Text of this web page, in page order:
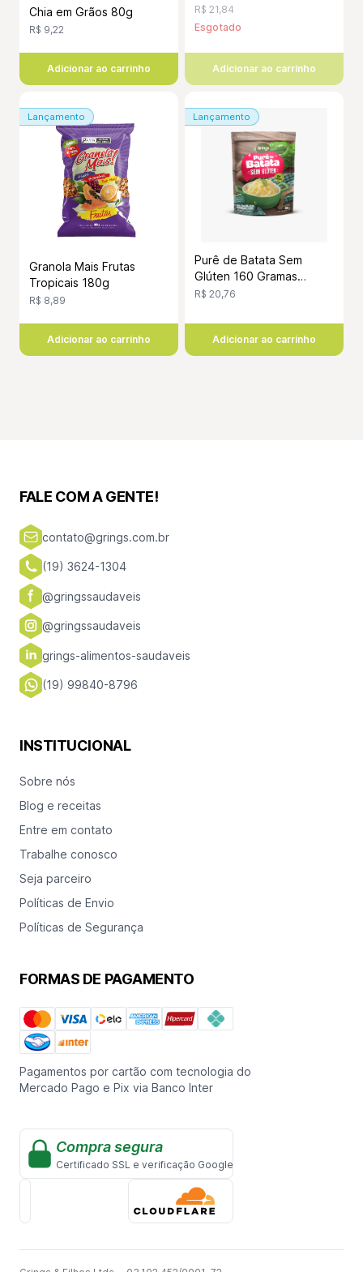
Chia em Grãos 80g
R$ 9,22
Adicionar ao carrinho
Gramas
R$ 21,84
Esgotado
Adicionar ao carrinho
Lançamento
Granola Mais Frutas
Tropicais 180g
R$ 8,89
Adicionar ao carrinho
Lançamento
Purê de Batata Sem
Glúten 160 Gramas
Grings
R$ 20,76
Adicionar ao carrinho
FALE COM A GENTE!
contato@grings.com.br
(19) 3624-1304
@gringssaudaveis
@gringssaudaveis
grings-alimentos-saudaveis
(19) 99840-8796
INSTITUCIONAL
Sobre nós
Blog e receitas
Entre em contato
Trabalhe conosco
Seja parceiro
Políticas de Envio
Políticas de Segurança
FORMAS DE PAGAMENTO
Pagamentos por cartão com tecnologia do
Mercado Pago e Pix via Banco Inter
Compra segura
Certificado SSL e verificação Google